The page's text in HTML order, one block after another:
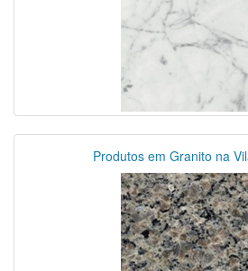
Produtos em Granito na